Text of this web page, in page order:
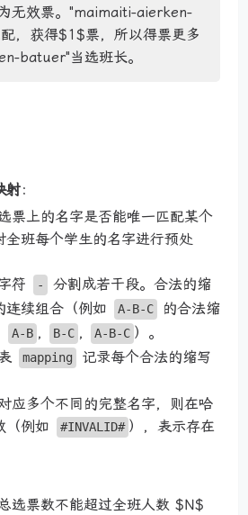
无效票。"maimaiti-aierken-
，获得$1$票，所以得票更多
batuer"当选班长。
射：
票上的名字是否能唯一匹配某个
全班每个学生的名字进行预处
符
-
分割成若干段。合法的缩
连续组合（例如
A-B-C
的合法缩
A-B , B-C , A-B-C ）。
mapping
记录每个合法的缩写
应多个不同的完整名字，则在哈
（例如
#INVALID# ），表示存在
选票数不能超过全班人数 $N$